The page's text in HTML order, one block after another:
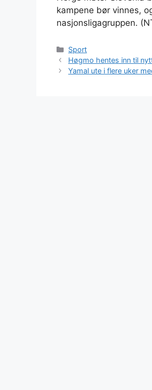
kampene bør vinnes,
nasjonsligagruppen.
Kategorier
Sport
Høgmo hentes inn til
Yamal ute i flere uker